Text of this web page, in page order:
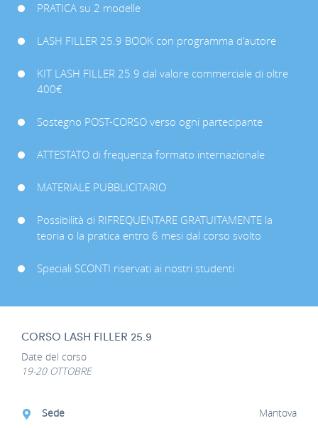
PRATICA su 2 modelle
LASH FILLER 25.9 BOOK con programma d'autore
KIT LASH FILLER 25.9 dal valore commerciale di oltre
400€
Sostegno POST-CORSO verso ogni partecipante
ATTESTATO di frequenza formato internazionale
MATERIALE PUBBLICITARIO
Possibilità di RIFREQUENTARE GRATUITAMENTE la
teoria o la pratica entro 6 mesi dal corso svolto
Speciali SCONTI riservati ai nostri studenti
CORSO LASH FILLER 25.9
Date del corso
19-20 OTTOBRE
Sede Mantova